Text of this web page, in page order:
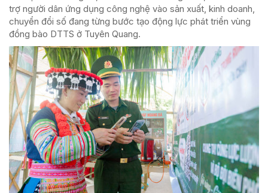
trợ người dân ứng dụng công nghệ vào sản xuất, kinh doanh,
chuyển đổi số đang từng bước tạo động lực phát triển vùng
đồng bào DTTS ở Tuyên Quang.